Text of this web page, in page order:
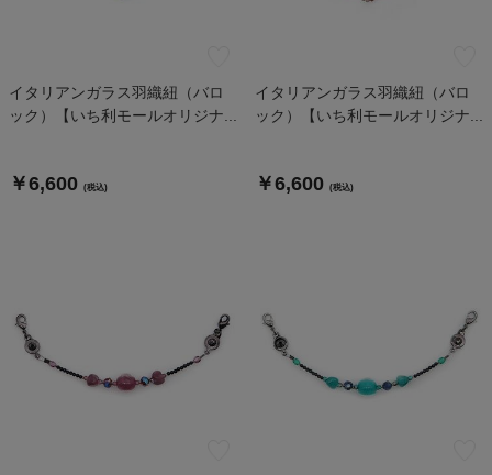
イタリアンガラス羽織紐（バロ
ック）【いち利モールオリジナ...
￥6,600 (税込)
イタリアンガラス羽織紐（バロ
ック）【いち利モールオリジナ...
￥6,600 (税込)